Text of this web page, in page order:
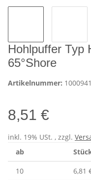
Hohlpuffer Typ
65°Shore
Artikelnummer:
8,51 €
inkl. 19% USt. , zzgl.
ab
10 6,81